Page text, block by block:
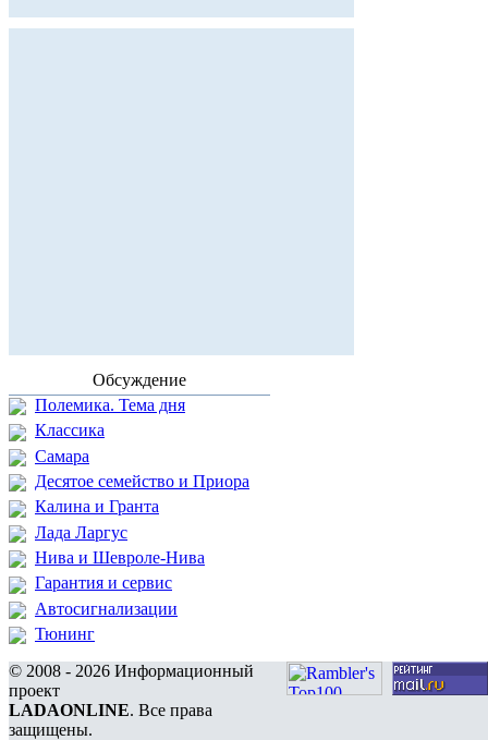
Обсуждение
Полемика. Тема дня
Классика
Самара
Десятое семейство и Приора
Калина и Гранта
Лада Ларгус
Нива и Шевроле-Нива
Гарантия и сервис
Автосигнализации
Тюнинг
© 2008 - 2026 Информационный
проект
LADAONLINE. Все права
защищены.